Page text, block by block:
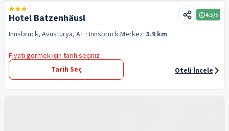
Hotel Batzenhäusl 4.5/5
Innsbruck, Avusturya, AT · InnsbruckMerkez: 3.9 km
Fiyatı görmek için tarih seçiniz
Tarih Seç
Oteli İncele